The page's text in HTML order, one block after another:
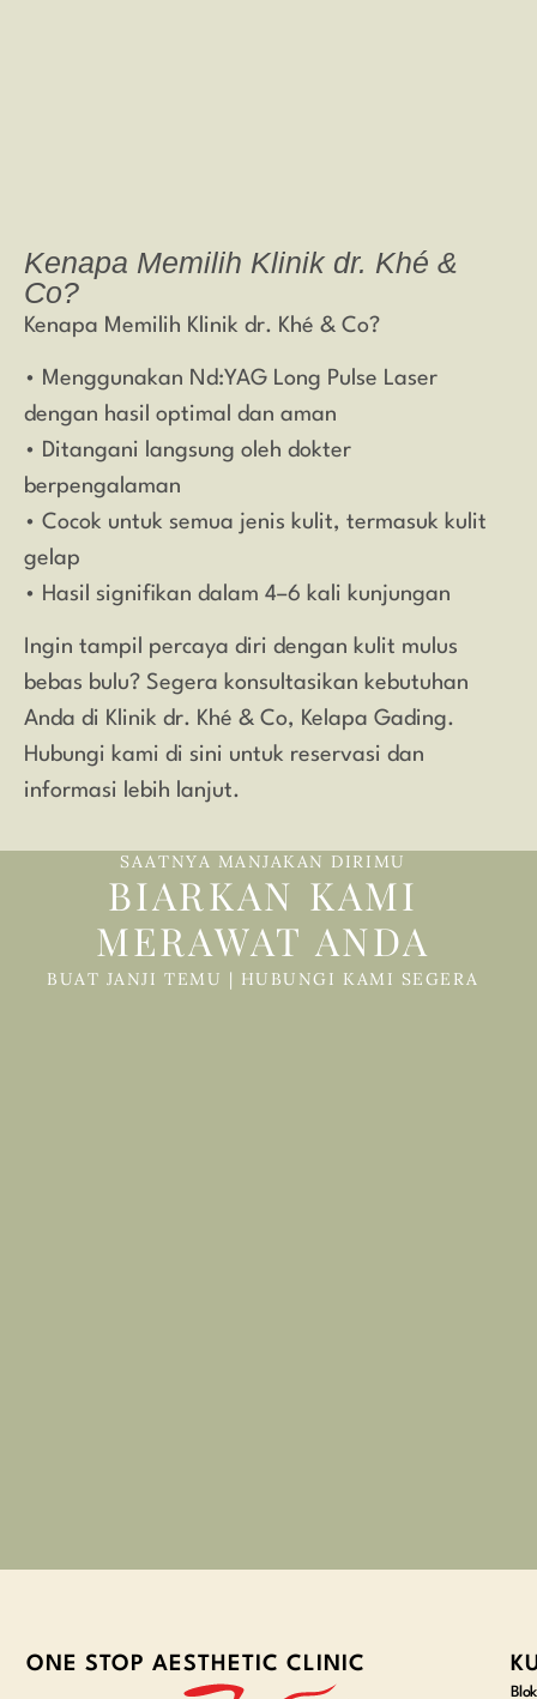
Kenapa Memilih Klinik dr. Khé &
Co?
Kenapa Memilih Klinik dr. Khé & Co?
• Menggunakan Nd:YAG Long Pulse Laser
dengan hasil optimal dan aman
• Ditangani langsung oleh dokter
berpengalaman
• Cocok untuk semua jenis kulit, termasuk kulit
gelap
• Hasil signifikan dalam 4–6 kali kunjungan
Ingin tampil percaya diri dengan kulit mulus
bebas bulu? Segera konsultasikan kebutuhan
Anda di Klinik dr. Khé & Co, Kelapa Gading.
Hubungi kami di sini untuk reservasi dan
informasi lebih lanjut.
SAATNYA MANJAKAN DIRIMU
BIARKAN KAMI
MERAWAT ANDA
BUAT JANJI TEMU | HUBUNGI KAMI SEGERA
ONE STOP AESTHETIC CLINIC